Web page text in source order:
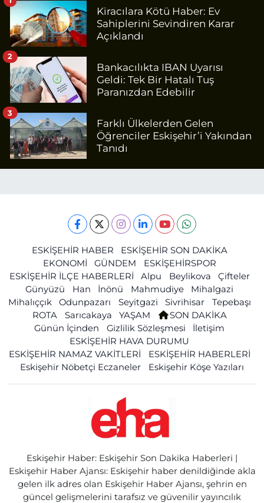
Kiracılara Kötü Haber: Ev
Sahiplerini Sevindiren Karar
Açıklandı
Bankacılıkta IBAN Uyarısı
Geldi: Tek Bir Hatalı Tuş
Paranızdan Edebilir
2
Farklı Ülkelerden Gelen
Öğrenciler Eskişehir’i Yakından
Tanıdı
3
ESKİŞEHİR HABER
ESKİŞEHİR SON DAKİKA
EKONOMİ
GÜNDEM
ESKİŞEHİRSPOR
ESKİŞEHİR İLÇE HABERLERİ
Alpu Beylikova
Çifteler
Günyüzü
Han İnönü Mahmudiye
Mihalgazi
Mihalıççık
Odunpazarı Seyitgazi Sivrihisar
Tepebaşı
ROTA
Sarıcakaya YAŞAM
SON DAKİKA
Günün İçinden
Gizlilik Sözleşmesi
İletişim
ESKİŞEHİR HAVA DURUMU
ESKİŞEHİR NAMAZ VAKİTLERİ
ESKİŞEHİR HABERLERİ
Eskişehir Nöbetçi Eczaneler
Eskişehir Köşe Yazıları
Eskişehir Haber: Eskişehir Son Dakika Haberleri |
Eskişehir Haber Ajansı: Eskişehir haber denildiğinde akla
gelen ilk adres olan Eskişehir Haber Ajansı, şehrin en
güncel gelişmelerini tarafsız ve güvenilir yayıncılık